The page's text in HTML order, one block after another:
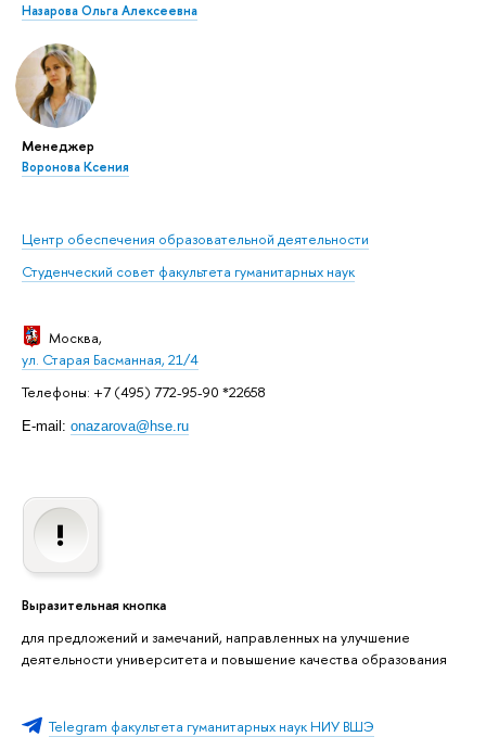
Назарова Ольга Алексеевна
Менеджер
Воронова Ксения
Центр обеспечения образовательной деятельности
Студенческий совет факультета гуманитарных наук
Москва,
ул. Старая Басманная, 21/4
Телефоны: +7 (495) 772-95-90 *22658
E-mail: onazarova@hse.ru
Выразительная кнопка
для предложений и замечаний, направленных на улучшение
деятельности университета и повышение качества образования
Telegram факультета гуманитарных наук НИУ ВШЭ